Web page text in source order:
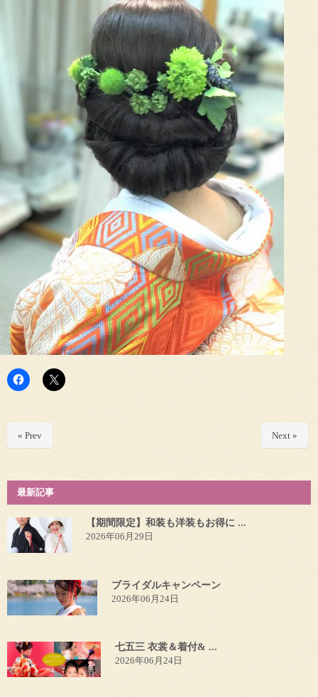
« Prev Next »
最新記事
【期間限定】和装も洋装もお得に ...
2026年06月29日
ブライダルキャンペーン
2026年06月24日
七五三 衣裳＆着付& ...
2026年06月24日